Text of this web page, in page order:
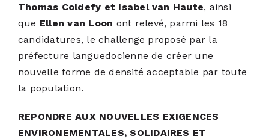
Thomas Coldefy et Isabel van Haute, ainsi
que Ellen van Loon ont relevé, parmi les 18
candidatures, le challenge proposé par la
préfecture languedocienne de créer une
nouvelle forme de densité acceptable par toute
la population.
REPONDRE AUX NOUVELLES EXIGENCES
ENVIRONEMENTALES, SOLIDAIRES ET
ANNUAIRES
PODCASTS
ACTUALITÉS